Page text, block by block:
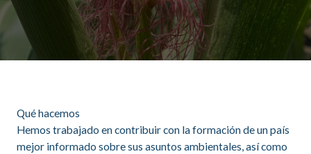
Qué hacemos
Hemos trabajado en contribuir con la formación de un país
mejor informado sobre sus asuntos ambientales, así como